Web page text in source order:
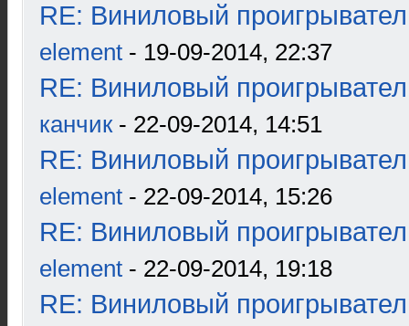
RE: Виниловый
element - 19-09-2014, 22:37
RE: Виниловый
канчик- 22-09-2014, 14:51
RE: Виниловый
element - 22-09-2014, 15:26
RE: Виниловый
element - 22-09-2014, 19:18
RE: Виниловый